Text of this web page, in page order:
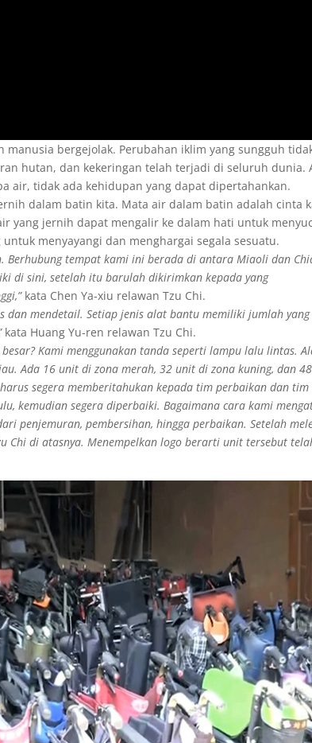
bergejolak. Perubahan iklim yang sungguh
hutan, dan kekeringan telah terjadi di seluruh dunia.
air, tidak ada kehidupan yang dapat dipertahankan.
dalam batin kita. Mata air dalam batin adalah cinta
yang jernih dapat mengalir ke dalam hati untuk
menyayangi dan menghargai segala sesuatu.
Berhubung tempat kami ini berada di antara Miaoli dan
di sini, setelah itu barulah dikirimkan kepada yang
kata Chen Ya-xiu relawan Tzu Chi.
dan mendetail. Setiap jenis alat bantu memiliki jumlah yang
kata Huang Yu-ren relawan Tzu Chi.
Kami menggunakan tanda seperti lampu lalu lintas.
Ada 16 unit di zona merah, 32 unit di zona kuning, dan
segera memberitahukan kepada tim perbaikan dan tim
kemudian segera diperbaiki. Bagaimana cara kami
penjemuran, pembersihan, hingga perbaikan. Setelah
Chi di atasnya. Menempelkan logo berarti unit tersebut